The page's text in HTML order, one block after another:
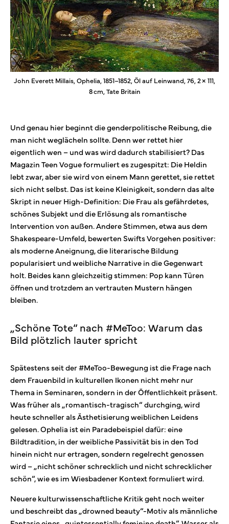
John Everett Millais, Ophelia, 1851–1852, Öl auf Leinwand, 76, 2 × 111,
8 cm, Tate Britain
Und genau hier beginnt die genderpolitische Reibung, die
man nicht weglächeln sollte. Denn wer rettet hier
eigentlich wen – und was wird dadurch stabilisiert? Das
Magazin Teen Vogue formuliert es zugespitzt: Die Heldin
lebt zwar, aber sie wird von einem Mann gerettet, sie rettet
sich nicht selbst. Das ist keine Kleinigkeit, sondern das alte
Skript in neuer High-Definition: Die Frau als gefährdetes,
schönes Subjekt und die Erlösung als romantische
Intervention von außen. Andere Stimmen, etwa aus dem
Shakespeare-Umfeld, bewerten Swifts Vorgehen positiver:
als moderne Aneignung, die literarische Bildung
popularisiert und weibliche Narrative in die Gegenwart
holt. Beides kann gleichzeitig stimmen: Pop kann Türen
öffnen und trotzdem an vertrauten Mustern hängen
bleiben.
„Schöne Tote“ nach #MeToo: Warum das
Bild plötzlich lauter spricht
Spätestens seit der #MeToo-Bewegung ist die Frage nach
dem Frauenbild in kulturellen Ikonen nicht mehr nur
Thema in Seminaren, sondern in der Öffentlichkeit präsent.
Was früher als „romantisch-tragisch“ durchging, wird
heute schneller als Ästhetisierung weiblichen Leidens
gelesen. Ophelia ist ein Paradebeispiel dafür: eine
Bildtradition, in der weibliche Passivität bis in den Tod
hinein nicht nur ertragen, sondern regelrecht genossen
wird – „nicht schöner schrecklich und nicht schrecklicher
schön“, wie es im Wiesbadener Kontext formuliert wird.
Neuere kulturwissenschaftliche Kritik geht noch weiter
und beschreibt das „drowned beauty“-Motiv als männliche